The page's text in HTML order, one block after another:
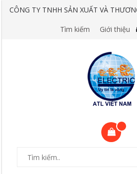
CÔNG TY TNHH SẢN XUẤT VÀ
Tìm kiếm Giới thiệu